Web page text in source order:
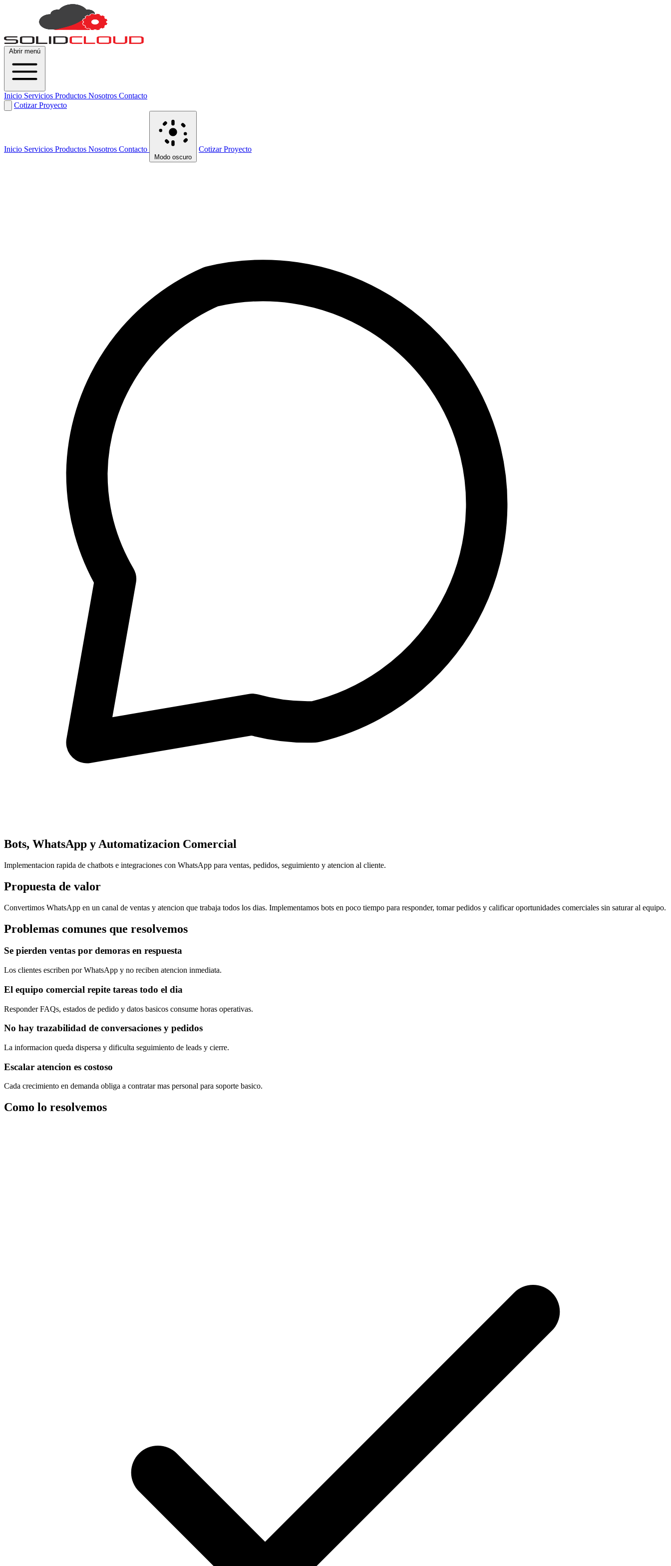
Abrir menú
Inicio Servicios Productos Nosotros Contacto
Cotizar Proyecto
Inicio Servicios Productos Nosotros Contacto
Modo oscuro
Cotizar Proyecto
Bots, WhatsApp y Automatizacion Comercial
Implementacion rapida de chatbots e integraciones con WhatsApp para ventas, pedidos, seguimiento y atencion al cliente.
Propuesta de valor
Convertimos WhatsApp en un canal de ventas y atencion que trabaja todos los dias. Implementamos bots en poco tiempo para responder, tomar pedidos y calificar oportunidades comerciales sin saturar al equipo.
Problemas comunes que resolvemos
Se pierden ventas por demoras en respuesta
Los clientes escriben por WhatsApp y no reciben atencion inmediata.
El equipo comercial repite tareas todo el dia
Responder FAQs, estados de pedido y datos basicos consume horas operativas.
No hay trazabilidad de conversaciones y pedidos
La informacion queda dispersa y dificulta seguimiento de leads y cierre.
Escalar atencion es costoso
Cada crecimiento en demanda obliga a contratar mas personal para soporte basico.
Como lo resolvemos